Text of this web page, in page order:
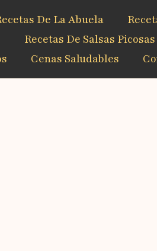
De La Abuela
Recetas De Salsas Picosas
Cenas Saludables